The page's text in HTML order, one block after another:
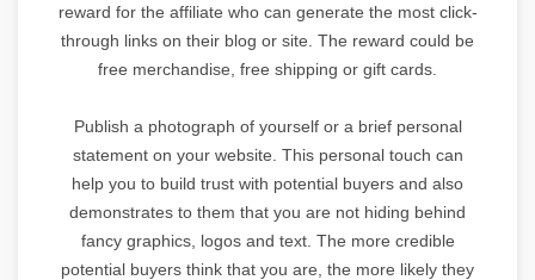
reward for the affiliate who can generate the most click-
through links on their blog or site. The reward could be
free merchandise, free shipping or gift cards.
Publish a photograph of yourself or a brief personal
statement on your website. This personal touch can
help you to build trust with potential buyers and also
demonstrates to them that you are not hiding behind
fancy graphics, logos and text. The more credible
potential buyers think that you are, the more likely they